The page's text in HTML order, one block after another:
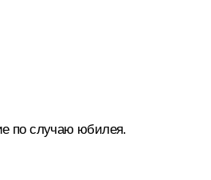
по случаю юбилея.